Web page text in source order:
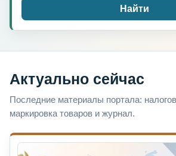
Найти
Актуально сейчас
Последние материалы портала:
маркировка товаров и журнал.